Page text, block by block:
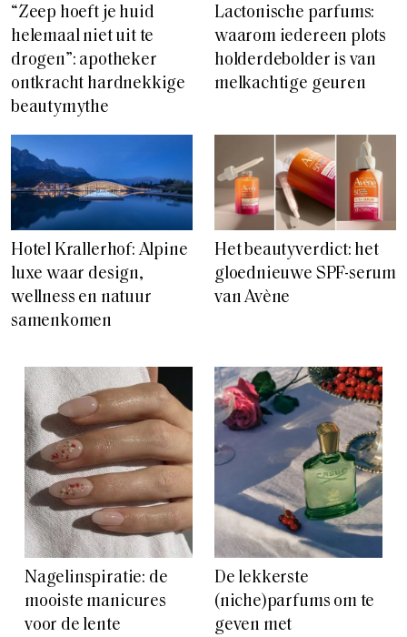
“Zeep hoeft je huid
helemaal niet uit te
drogen”: apotheker
ontkracht hardnekkige
beautymythe
Lactonische parfums:
waarom iedereen plots
holderdebolder is van
melkachtige geuren
Hotel Krallerhof: Alpine
luxe waar design,
wellness en natuur
samenkomen
Het beautyverdict: het
gloednieuwe SPF-serum
van Avène
Nagelinspiratie: de
mooiste manicures
voor de lente
De lekkerste
(niche)parfums om te
geven met